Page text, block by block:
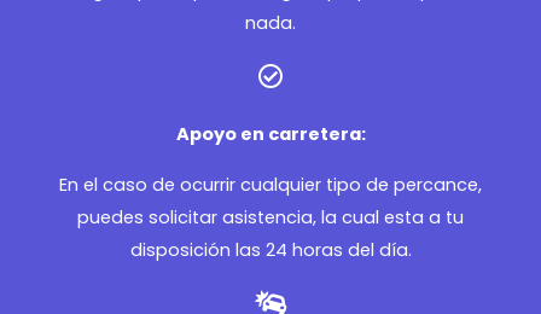
nada.
Apoyo en carretera:
En el caso de ocurrir cualquier tipo de percance,
puedes solicitar asistencia, la cual esta a tu
disposición las 24 horas del día.